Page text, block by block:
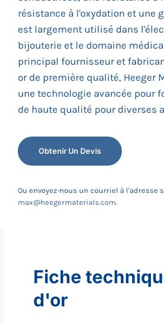
résistance à l'oxydation et une
est largement utilisé dans
bijouterie et le domaine
principal fournisseur et
or de première qualité, Heeger
une technologie avancée pour
de haute qualité pour diverses
Obtenir Un Devis
Ou envoyez-nous un courriel à l'adresse
max@heegermaterials.com.
Fiche
d'or